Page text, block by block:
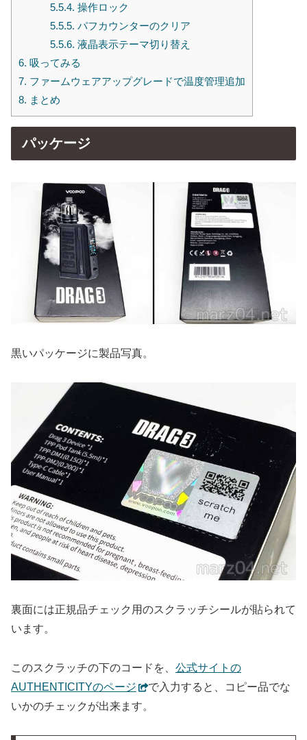
5.5.4. 操作ロック
5.5.5. パフカウンターのクリア
5.5.6. 液晶表示テーマ切り替え
6. 吸ってみる
7. ファームウェアアップグレードで温度管理追加
8. まとめ
パッケージ
黒いパッケージに製品写真。
裏面には正規品チェック用のスクラッチシールが貼られて
います。
このスクラッチの下のコードを、 公式サイトの
AUTHENTICITYのページ
で入力すると、コピー品でな
いかのチェックが出来ます。